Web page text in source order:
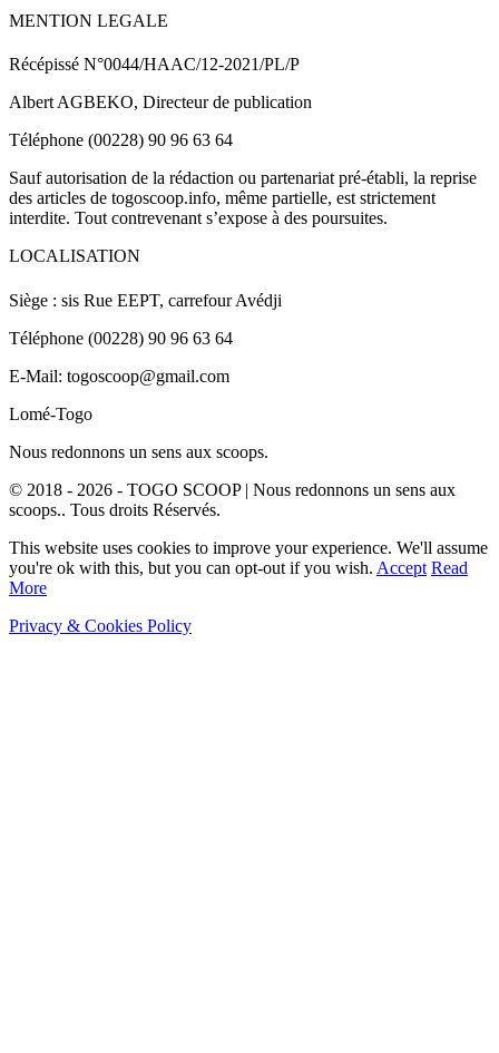
MENTION LEGALE
Récépissé N°0044/HAAC/12-2021/PL/P
Albert AGBEKO, Directeur de publication
Téléphone (00228) 90 96 63 64
Sauf autorisation de la rédaction ou partenariat pré-établi, la reprise
des articles de togoscoop.info, même partielle, est strictement
interdite. Tout contrevenant s’expose à des poursuites.
LOCALISATION
Siège : sis Rue EEPT, carrefour Avédji
Téléphone (00228) 90 96 63 64
E-Mail: togoscoop@gmail.com
Lomé-Togo
Nous redonnons un sens aux scoops.
© 2018 - 2026 - TOGO SCOOP | Nous redonnons un sens aux
scoops.. Tous droits Réservés.
This website uses cookies to improve your experience. We'll assume
you're ok with this, but you can opt-out if you wish. Accept Read
More
Privacy & Cookies Policy